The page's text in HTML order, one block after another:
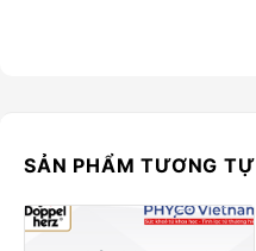
SẢN PHẨM TƯƠNG TỰ